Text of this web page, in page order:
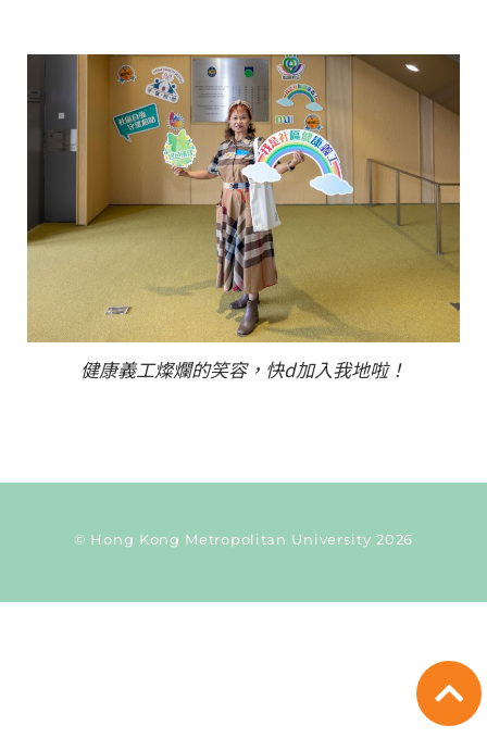
健康義工燦爛的笑容，快d加入我地啦！
© Hong Kong Metropolitan University 2026